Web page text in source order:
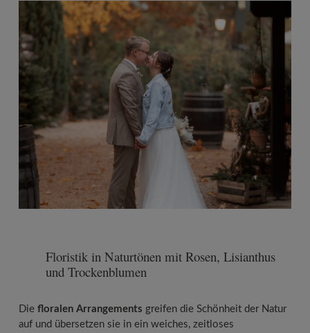
Floristik in Naturtönen mit Rosen, Lisianthus
und Trockenblumen
Die floralen Arrangements greifen die Schönheit der Natur
auf und übersetzen sie in ein weiches, zeitloses